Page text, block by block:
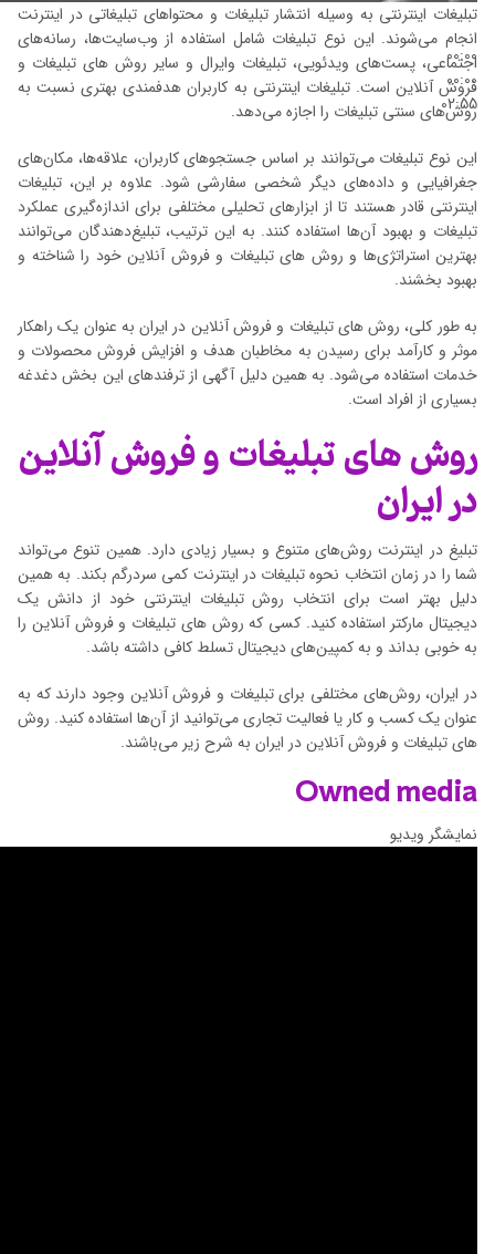
00:00
00:00
02:55
تبلیغات اینترنتی به وسیله انتشار تبلیغات و محتواهای تبلیغاتی در اینترنت
انجام می‌شوند. این نوع تبلیغات شامل استفاده از وب‌سایت‌ها، رسانه‌های
اجتماعی، پست‌های ویدئویی، تبلیغات وایرال و سایر روش های تبلیغات و
فروش آنلاین است. تبلیغات اینترنتی به کاربران هدفمندی بهتری نسبت به
روش‌های سنتی تبلیغات را اجازه می‌دهد.
این نوع تبلیغات می‌توانند بر اساس جستجوهای کاربران، علاقه‌ها، مکان‌های
جغرافیایی و داده‌های دیگر شخصی سفارشی شود. علاوه بر این، تبلیغات
اینترنتی قادر هستند تا از ابزارهای تحلیلی مختلفی برای اندازه‌گیری عملکرد
تبلیغات و بهبود آن‌ها استفاده کنند. به این ترتیب، تبلیغ‌دهندگان می‌توانند
بهترین استراتژی‌ها و روش های تبلیغات و فروش آنلاین خود را شناخته و
بهبود بخشند.
به طور کلی، روش های تبلیغات و فروش آنلاین در ایران به عنوان یک راهکار
موثر و کارآمد برای رسیدن به مخاطبان هدف و افزایش فروش محصولات و
خدمات استفاده می‌شود. به همین دلیل آگهی از ترفندهای این بخش دغدغه‌
بسیاری از افراد است.
روش های تبلیغات و فروش آنلاین
در ایران
تبلیغ در اینترنت روش‌های متنوع و بسیار زیادی دارد. همین تنوع می‌تواند
شما را در زمان انتخاب نحوه تبلیغات در اینترنت کمی سردرگم بکند. به همین
دلیل بهتر است برای انتخاب روش تبلیغات اینترنتی خود از دانش یک
دیجیتال مارکتر استفاده کنید. کسی که روش های تبلیغات و فروش آنلاین را
به خوبی بداند و به کمپین‌های دیجیتال تسلط کافی داشته باشد.
در ایران، روش‌های مختلفی برای تبلیغات و فروش آنلاین وجود دارند که به
عنوان یک کسب و کار یا فعالیت تجاری می‌توانید از آن‌ها استفاده کنید. روش
های تبلیغات و فروش آنلاین در ایران به شرح زیر می‌باشند.
Owned media
نمایشگر ویدیو